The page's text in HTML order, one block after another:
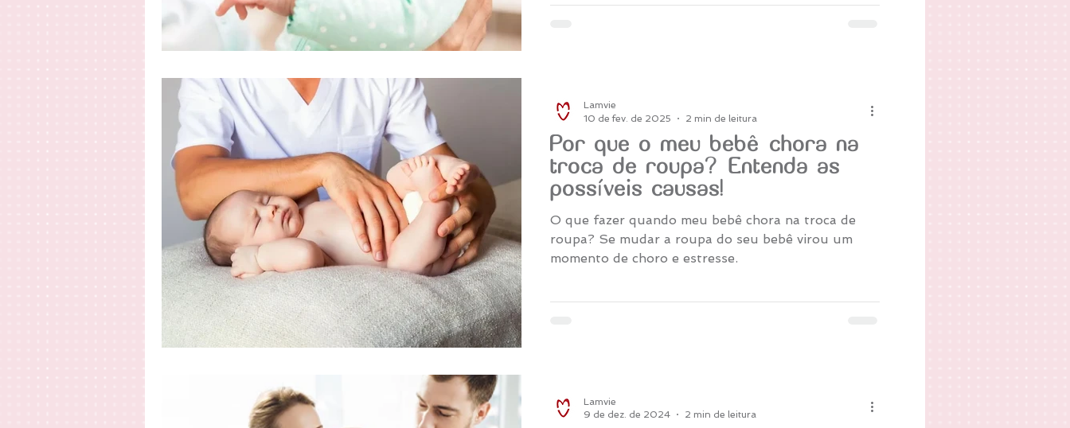
Por que o meu bebê chora na
troca de roupa? Entenda as
possíveis causas!
O que fazer quando meu bebê chora na troca de
roupa? Se mudar a roupa do seu bebê virou um
momento de choro e estresse.
Lamvie
10 de fev. de 2025
2 min de leitura
Lamvie
9 de dez. de 2024
2 min de leitura